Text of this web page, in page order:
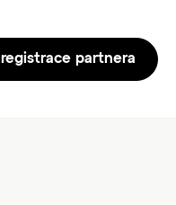
registrace partnera